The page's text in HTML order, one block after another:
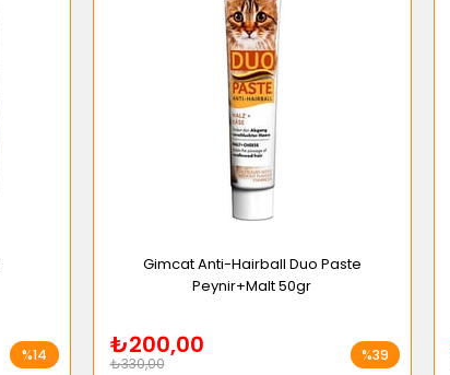
%14
Gimcat Anti-Hairball Duo Paste
Peynir+Malt 50gr
₺200,00
₺330,00 %39